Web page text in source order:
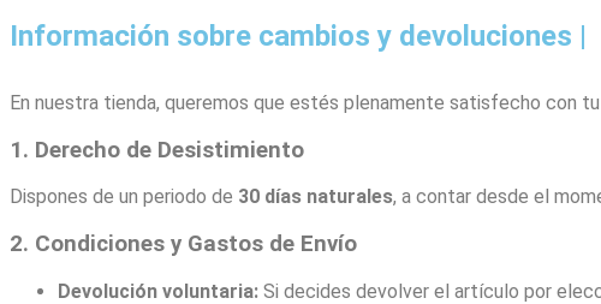
Información sobre cambios y devoluciones |
En nuestra tienda, queremos que estés plenamente satisfecho con
1. Derecho de Desistimiento
Dispones de un periodo de 30 días naturales, a contar desde el
2. Condiciones y Gastos de Envío
Devolución voluntaria: Si decides devolver el artículo por